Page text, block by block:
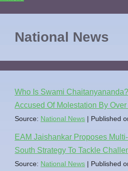
National News
Who Is Swami
Accused Of Molestation By
Source: National News Published
EAM Jaishankar Proposes
South Strategy To Tackle
Source: National News Published